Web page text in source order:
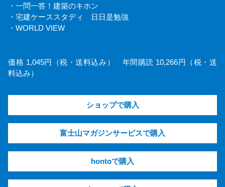
・一問一答！建築のキホン
・宅建ケーススタディ 日日是勉強
・WORLD VIEW
価格 1,045円（税・送料込み） 年間購読 10,266円（税・送
料込み）
ショップで購入
富士山マガジンサービスで購入
hontoで購入